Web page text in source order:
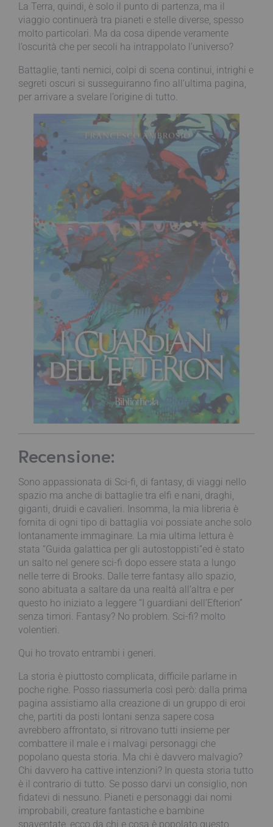
La Terra, quindi, è solo il punto di partenza, ma il
viaggio continuerà tra pianeti e stelle diverse, spesso
molto particolari. Ma da cosa dipende veramente
l’oscurità che per secoli ha intrappolato l’universo?
Battaglie, tanti nemici, colpi di scena continui, intrighi e
segreti oscuri si susseguiranno fino all’ultima pagina,
per arrivare a svelare l’origine di tutto.
Recensione:
Sono appassionata di Sci-fi, di fantasy, di viaggi nello
spazio ma anche di battaglie tra elfi e nani, draghi,
giganti, druidi e cavalieri. Insomma, la mia libreria è
fornita di ogni tipo di battaglia voi possiate anche solo
lontanamente immaginare. La mia ultima lettura è
stata “Guida galattica per gli autostoppisti”ed è stato
un salto nel genere sci-fi dopo essere stata a lungo
nelle terre di Brooks. Dalle terre fantasy allo spazio,
sono abituata a saltare da una realtà all’altra e per
questo ho iniziato a leggere “I guardiani dell’Efterion”
senza timori. Fantasy? No problem. Sci-fi? molto
volentieri.
Qui ho trovato entrambi i generi.
La storia è piuttosto complicata, difficile parlarne in
poche righe. Posso riassumerla così però: dalla prima
pagina assistiamo alla creazione di un gruppo di eroi
che, partiti da posti lontani senza sapere cosa
avrebbero affrontato, si ritrovano tutti insieme per
combattere il male e i malvagi personaggi che
popolano questa storia. Ma chi è davvero malvagio?
Chi davvero ha cattive intenzioni? In questa storia tutto
è il contrario di tutto. Se posso darvi un consiglio, non
fidatevi di nessuno. Pianeti e personaggi dai nomi
improbabili, creature fantastiche e bambine
spaventate, ecco da chi e cosa è popolato questo